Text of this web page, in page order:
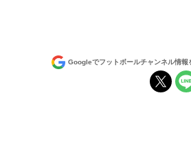
Googleでフットボールチャンネル情報